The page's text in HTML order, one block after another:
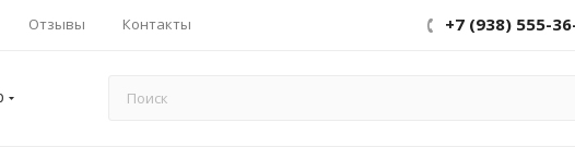
Отзывы Контакты +7 (938) 555-